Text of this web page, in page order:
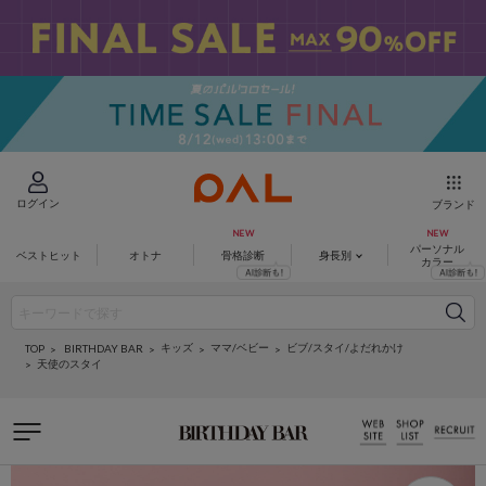
ログイン ブランド
ベストヒット オトナ 骨格診断 身長別
パーソナル
カラー
TOP BIRTHDAY BAR キッズ ママ/ベビー
ビブ/スタイ/よだれかけ
天使のスタイ